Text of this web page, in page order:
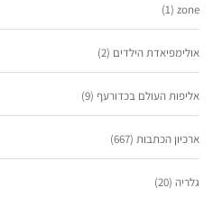
zone
(1)
אולימפיאדת הילדים (2)
אליפות העולם בכדורעף (9)
ארכיון הכתבות (667)
גלריה (20)